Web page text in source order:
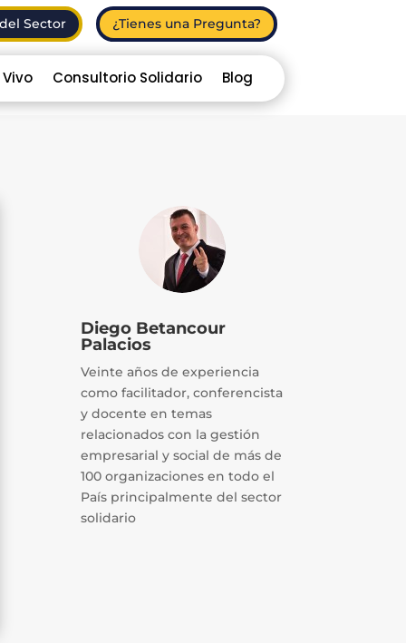
Sector ¿Tienes una Pregunta?
Consultorio Solidario Blog
Diego Betancour
Palacios
Veinte años de experiencia
como facilitador, conferencista
y docente en temas
relacionados con la gestión
empresarial y social de más de
100 organizaciones en todo el
País principalmente del sector
solidario